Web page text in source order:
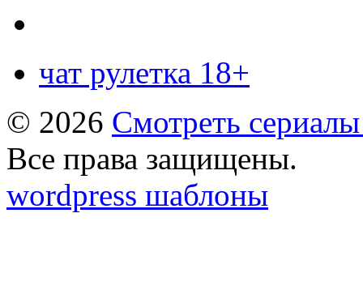
чат рулетка 18+
© 2026 Смотреть
Все права защищены.
wordpress шаблоны